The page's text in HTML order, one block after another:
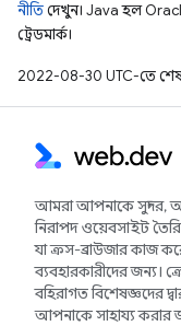
নীতিদেখুন। Java হল
ট্রেডমার্ক।
2022-08-30 UTC-তে
আমরা আপনাকে সুন্দর,
নিরাপদ ওয়েবসাইট
যা ক্রস-ব্রাউজার কাজ
ব্যবহারকারীদের জন্য।
বহিরাগত বিশেষজ্ঞদের
আপনাকে সাহায্য করার